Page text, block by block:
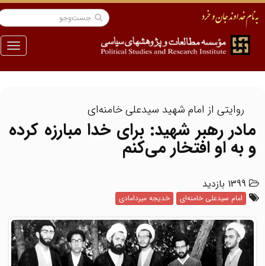
منو
روایتی از امام شهید سیدعلی خامنه‌ای
مادر رهبر شهید: برای خدا مبارزه کرده
و به او افتخار می‌کنم
1399 بازدید
امام سیدعلی خامنه‌ای خدیجه میردامادی